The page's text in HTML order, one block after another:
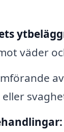
väder